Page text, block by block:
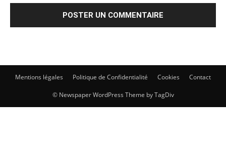
Mentions légales Politique de Confidentialité Cookies Contact
© Newspaper WordPress Theme by TagDiv